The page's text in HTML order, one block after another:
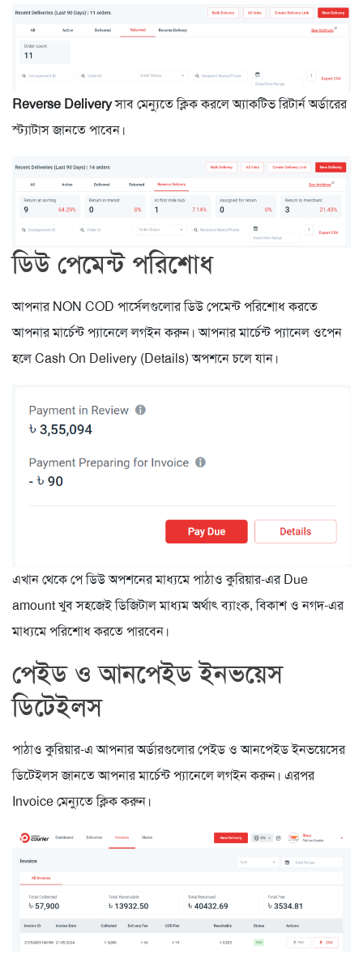
Reverse Deliveryসাব মেন্যুতে ক্লিক করলে অ্যাকটিভ রিটার্ন অর্ডারের
স্ট্যাটাস জানতে পাবেন।
ডিউ পেমেন্ট পরিশোধ
আপনার NON COD পার্সেলগুলোর ডিউ পেমেন্ট পরিশোধ করতে
আপনার মার্চেন্ট প্যানেলে লগইন করুন। আপনার মার্চেন্ট প্যানেল ওপেন
হলে Cash On Delivery (Details) অপশনে চলে যান।
এখান থেকে পে ডিউ অপশনের মাধ্যমে পাঠাও কুরিয়ার-এর Due
amount খুব সহজেই ডিজিটাল মাধ্যম অর্থাৎ ব্যাংক, বিকাশ ও নগদ-এর
মাধ্যমে পরিশোধ করতে পারবেন।
পেইড ও আনপেইড ইনভয়েস
ডিটেইলস
পাঠাও কুরিয়ার-এ আপনার অর্ডারগুলোর পেইড ও আনপেইড ইনভয়েসের
ডিটেইলস জানতে আপনার মার্চেন্ট প্যানেলে লগইন করুন। এরপর
Invoice মেন্যুতে ক্লিক করুন।